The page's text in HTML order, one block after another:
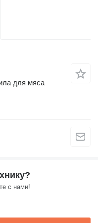
для мяса
с нами!